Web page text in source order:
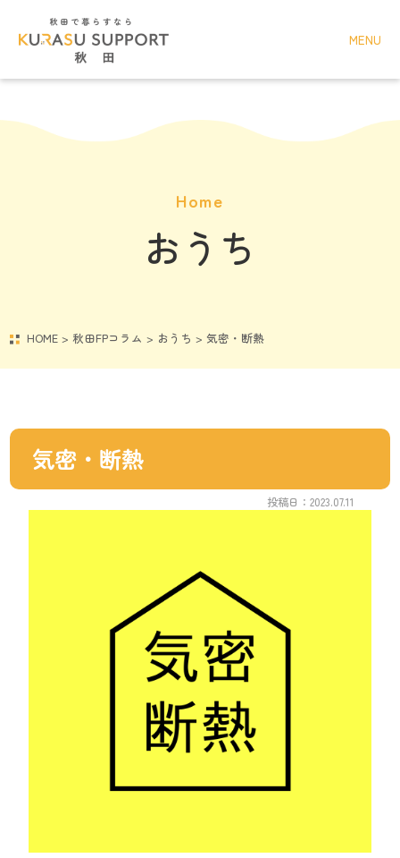
MENU
Home
おうち
HOME > 秋田FPコラム > おうち >気密・断熱
気密・断熱
投稿日：2023.07.11